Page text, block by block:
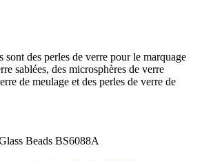
des perles de verre pour le marquage
sablées, des microsphères de verre
de meulage et des perles de verre de